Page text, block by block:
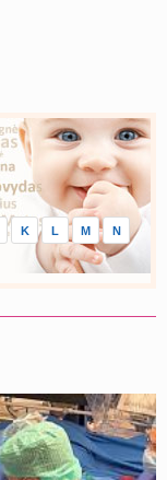
K L M N